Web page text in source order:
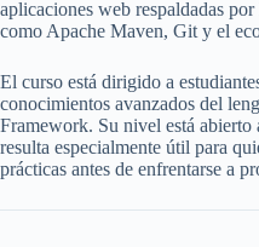
aplicaciones web respaldadas
como Apache Maven, Git y el
El curso está dirigido a
conocimientos avanzados del
Framework. Su nivel está
resulta especialmente útil para
prácticas antes de enfrentarse a